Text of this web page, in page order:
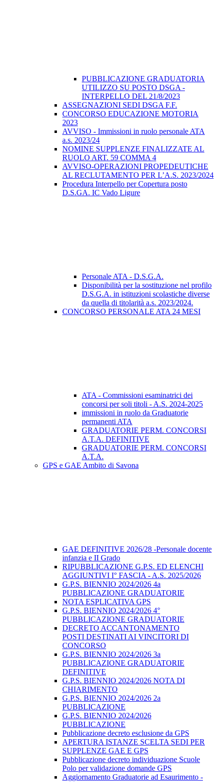
PUBBLICAZIONE GRADUATORIA
UTILIZZO SU POSTO DSGA -
INTERPELLO DEL 21/8/2023
ASSEGNAZIONI SEDI DSGA F.F.
CONCORSO EDUCAZIONE MOTORIA
2023
AVVISO - Immissioni in ruolo personale ATA
a.s. 2023/24
NOMINE SUPPLENZE FINALIZZATE AL
RUOLO ART. 59 COMMA 4
AVVISO-OPERAZIONI PROPEDEUTICHE
AL RECLUTAMENTO PER L’A.S. 2023/2024
Procedura Interpello per Copertura posto
D.S.GA. IC Vado Ligure
Personale ATA - D.S.G.A.
Disponibilità per la sostituzione nel profilo
D.S.G.A. in istituzioni scolastiche diverse
da quella di titolarità a.s. 2023/2024.
CONCORSO PERSONALE ATA 24 MESI
ATA - Commissioni esaminatrici dei
concorsi per soli titoli - A.S. 2024-2025
immissioni in ruolo da Graduatorie
permanenti ATA
GRADUATORIE PERM. CONCORSI
A.T.A. DEFINITIVE
GRADUATORIE PERM. CONCORSI
A.T.A.
GPS e GAE Ambito di Savona
GAE DEFINITIVE 2026/28 -Personale docente
infanzia e II Grado
RIPUBBLICAZIONE G.P.S. ED ELENCHI
AGGIUNTIVI I° FASCIA - A.S. 2025/2026
G.P.S. BIENNIO 2024/2026 4a
PUBBLICAZIONE GRADUATORIE
NOTA ESPLICATIVA GPS
G.P.S. BIENNIO 2024/2026 4°
PUBBLICAZIONE GRADUATORIE
DECRETO ACCANTONAMENTO
POSTI DESTINATI AI VINCITORI DI
CONCORSO
G.P.S. BIENNIO 2024/2026 3a
PUBBLICAZIONE GRADUATORIE
DEFINITIVE
G.P.S. BIENNIO 2024/2026 NOTA DI
CHIARIMENTO
G.P.S. BIENNIO 2024/2026 2a
PUBBLICAZIONE
G.P.S. BIENNIO 2024/2026
PUBBLICAZIONE
Pubblicazione decreto esclusione da GPS
APERTURA ISTANZE SCELTA SEDI PER
SUPPLENZE GAE E GPS
Pubblicazione decreto individuazione Scuole
Polo per validazione domande GPS
Aggiornamento Graduatorie ad Esaurimento -